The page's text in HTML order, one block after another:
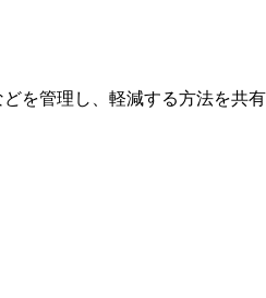
を管理し、軽減する方法を共有